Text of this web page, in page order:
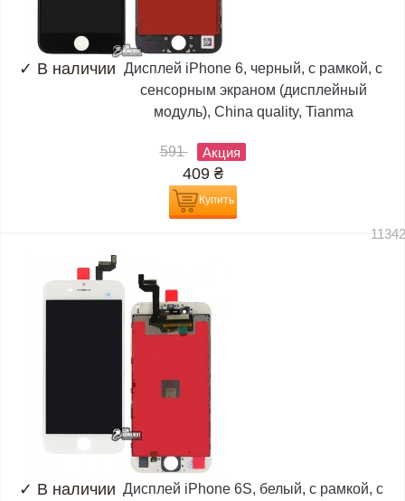
✓ В наличии Дисплей iPhone 6, черный, с рамкой, с
сенсорным экраном (дисплейный
модуль), China quality, Tianma
591 Акция
409 ₴
Купить
✓ В наличии Дисплей iPhone 6S, белый, с рамкой, с